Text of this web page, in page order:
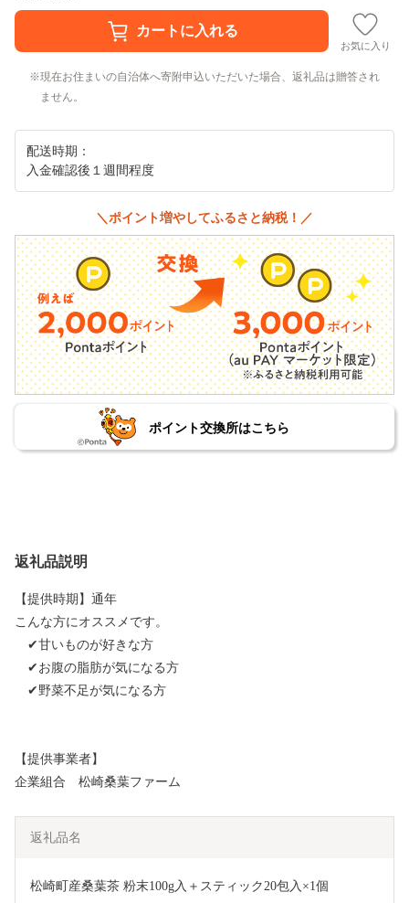
お気に入り
現在お住まいの自治体へ寄附申込いただいた場合、返礼品は贈答され
ません。
配送時期：
入金確認後１週間程度
＼ポイント増やしてふるさと納税！／
ポイント交換所はこちら
返礼品説明
【提供時期】通年
こんな方にオススメです。
✔甘いものが好きな方
✔お腹の脂肪が気になる方
✔野菜不足が気になる方
【提供事業者】
企業組合 松崎桑葉ファーム
返礼品名
松崎町産桑葉茶 粉末100g入＋スティック20包入×1個